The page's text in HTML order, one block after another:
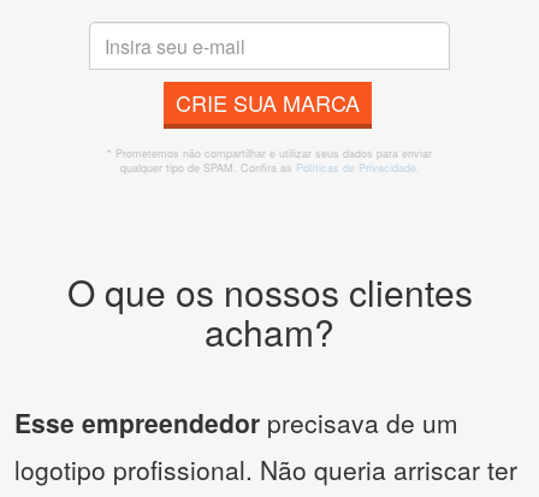
CRIE SUA MARCA
* Prometemos não compartilhar e utilizar seus dados para enviar
qualquer tipo de SPAM. Confira as Políticas de Privacidade.
O que os nossos clientes
acham?
Esse empreendedor precisava de um
logotipo profissional. Não queria arriscar ter